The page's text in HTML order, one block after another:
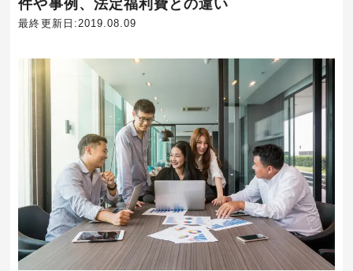
件や事例、法定福利費との違い
最終更新日:2019.08.09